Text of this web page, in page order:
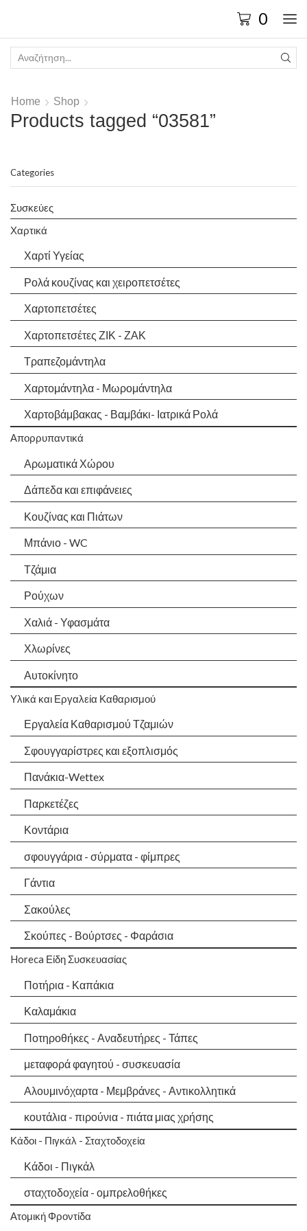
0
Home Shop
Products tagged “03581”
Categories
Συσκεύες
Χαρτικά
Χαρτί Υγείας
Ρολά κουζίνας και χειροπετσέτες
Χαρτοπετσέτες
Χαρτοπετσέτες ΖΙΚ - ΖΑΚ
Τραπεζομάντηλα
Χαρτομάντηλα - Μωρομάντηλα
Χαρτοβάμβακας - Βαμβάκι- Ιατρικά Ρολά
Απορρυπαντικά
Αρωματικά Χώρου
Δάπεδα και επιφάνειες
Κουζίνας και Πιάτων
Μπάνιο - WC
Τζάμια
Ρούχων
Χαλιά - Υφασμάτα
Χλωρίνες
Αυτοκίνητο
Υλικά και Εργαλεία Καθαρισμού
Εργαλεία Καθαρισμού Τζαμιών
Σφουγγαρίστρες και εξοπλισμός
Πανάκια-Wettex
Παρκετέζες
Κοντάρια
σφουγγάρια - σύρματα - φίμπρες
Γάντια
Σακούλες
Σκούπες - Βούρτσες - Φαράσια
Horeca Είδη Συσκευασίας
Ποτήρια - Καπάκια
Καλαμάκια
Ποτηροθήκες - Αναδευτήρες - Τάπες
μεταφορά φαγητού - συσκευασία
Αλουμινόχαρτα - Μεμβράνες - Αντικολλητικά
κουτάλια - πιρούνια - πιάτα μιας χρήσης
Κάδοι - Πιγκάλ - Σταχτοδοχεία
Κάδοι - Πιγκάλ
σταχτοδοχεία - ομπρελοθήκες
Ατομική Φροντίδα